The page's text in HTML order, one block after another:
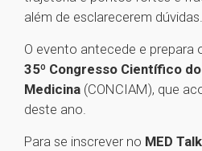
além de esclarecerem dúvidas.
O evento antecede e prepara
35º Congresso Científico
Medicina (CONCIAM), que
deste ano.
Para se inscrever no MED